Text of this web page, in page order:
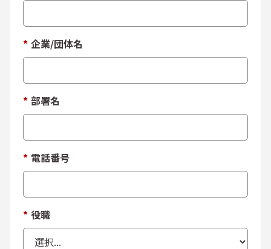
* 企業/団体名
* 部署名
* 電話番号
* 役職